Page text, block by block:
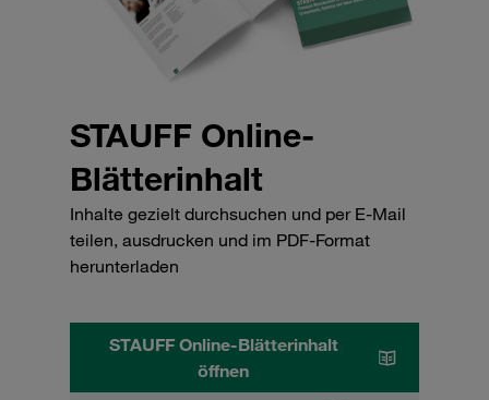
STAUFF Online-
Blätterinhalt
Inhalte gezielt durchsuchen und per E-Mail
teilen, ausdrucken und im PDF-Format
herunterladen
STAUFF Online-Blätterinhalt
öffnen